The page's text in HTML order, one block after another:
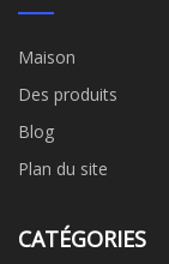
Maison
Des produits
Blog
Plan du site
CATÉGORIES